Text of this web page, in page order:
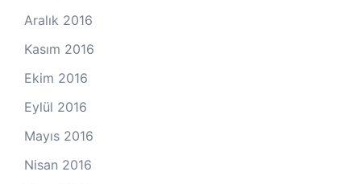
Aralık 2016
Kasım 2016
Ekim 2016
Eylül 2016
Mayıs 2016
Nisan 2016